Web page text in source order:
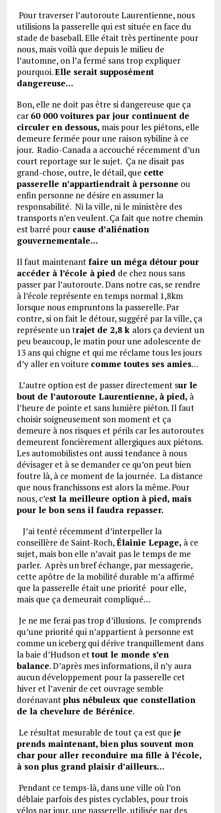
Pour traverser l’autoroute Laurentienne, nous
utilisions la passerelle qui est située en face du
stade de baseball. Elle était très pertinente pour
nous, mais voilà que depuis le milieu de
l’automne, on l’a fermé sans trop expliquer
pourquoi.Elle serait supposément
dangereuse…
Bon, elle ne doit pas être si dangereuse que ça
car 60 000 voitures par jour continuent de
circuler en dessous, mais pour les piétons, elle
demeure fermée pour une raison sybiline à ce
jour. Radio-Canada a accouché récemment d’un
court reportage sur le sujet. Ça ne disait pas
grand-chose, outre, le détail, que cette
passerelle n’appartiendrait à personne ou
enfin personne ne désire en assumer la
responsabilité. Ni la ville, ni le ministère des
transports n’en veulent. Ça fait que notre chemin
est barré pour cause d’aliénation
gouvernementale…
Il faut maintenantfaire un méga détour pour
accéder à l’école à pied de chez nous sans
passer par l’autoroute. Dans notre cas, se rendre
à l’école représente en temps normal 1,8km
lorsque nous empruntons la passerelle. Par
contre, si on fait le détour, suggéré par la ville, ça
représente un trajet de 2,8 k alors ça devient un
peu beaucoup, le matin pour une adolescente de
13 ans qui chigne et qui me réclame tous les jours
d’y aller en voiture comme toutes ses amies…
L’autre option est de passer directement sur le
bout de l’autoroute Laurentienne, à pied, à
l’heure de pointe et sans lumière piéton. Il faut
choisir soigneusement son moment et ça
demeure à nos risques et périls car les autoroutes
demeurent foncièrement allergiques aux piétons.
Les automobilistes ont aussi tendance à nous
dévisager et à se demander ce qu’on peut bien
foutre là, à ce moment de la journée. La distance
que nous franchissons est alors la même. Pour
nous, c’est la meilleure option à pied, mais
pour le bon sens il faudra repasser.
J’ai tenté récemment d’interpeller la
conseillère de Saint-Roch,Élainie Lepage, à ce
sujet, mais bon elle n’avait pas le temps de me
parler. Après un bref échange, par messagerie,
cette apôtre de la mobilité durable m’a affirmé
que la passerelle était une priorité pour elle,
mais que ça demeurait compliqué…
Je ne me ferai pas trop d’illusions. Je comprends
qu’une priorité qui n’appartient à personne est
comme un iceberg qui dérive tranquillement dans
la baie d’Hudson ettout le monde s’en
balance. D’après mes informations, il n’y aura
aucun développement pour la passerelle cet
hiver et l’avenir de cet ouvrage semble
dorénavantplus nébuleux que constellation
de la chevelure de Bérénice.
Le résultat mesurable de tout ça est que je
prends maintenant, bien plus souvent mon
char pour aller reconduire ma fille à l’école,
à son plus grand plaisir d’ailleurs…
Pendant ce temps-là, dans une ville où l’on
déblaie parfois des pistes cyclables, pour trois
vélos par jour, une passerelle, utilisée par des